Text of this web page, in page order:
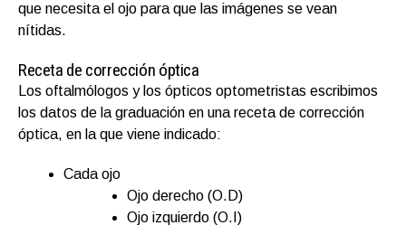
que necesita el ojo para que las imágenes se vean
nítidas.
Receta de corrección óptica
Los oftalmólogos y los ópticos optometristas escribimos
los datos de la graduación en una receta de corrección
óptica, en la que viene indicado:
Cada ojo
Ojo derecho (O.D)
Ojo izquierdo (O.I)